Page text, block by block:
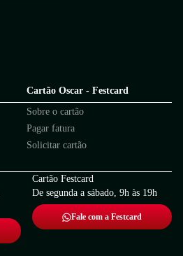
Cartão Oscar - Festcard
Sobre o cartão
Pagar fatura
Solicitar cartão
Cartão Festcard
De segunda a sábado, 9h às 19h
Fale com a Festcard